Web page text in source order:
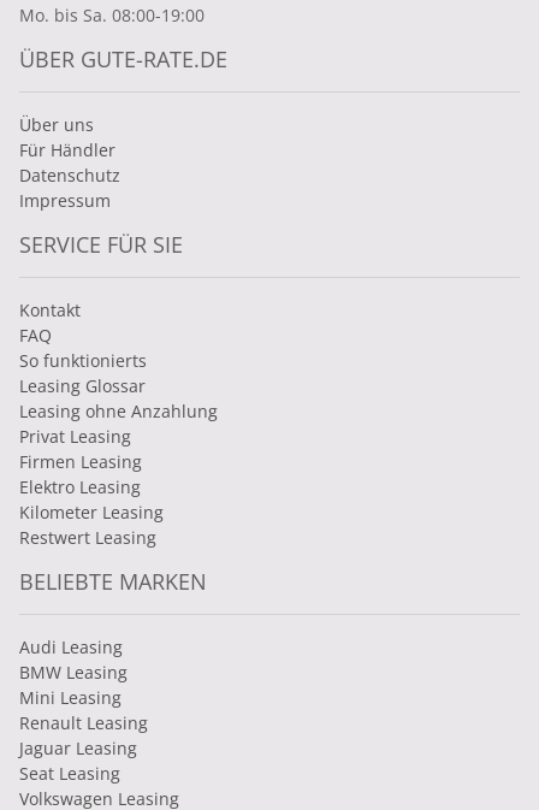
Mo. bis Sa. 08:00-19:00
ÜBER GUTE-RATE.DE
Über uns
Für Händler
Datenschutz
Impressum
SERVICE FÜR SIE
Kontakt
FAQ
So funktionierts
Leasing Glossar
Leasing ohne Anzahlung
Privat Leasing
Firmen Leasing
Elektro Leasing
Kilometer Leasing
Restwert Leasing
BELIEBTE MARKEN
Audi Leasing
BMW Leasing
Mini Leasing
Renault Leasing
Jaguar Leasing
Seat Leasing
Volkswagen Leasing